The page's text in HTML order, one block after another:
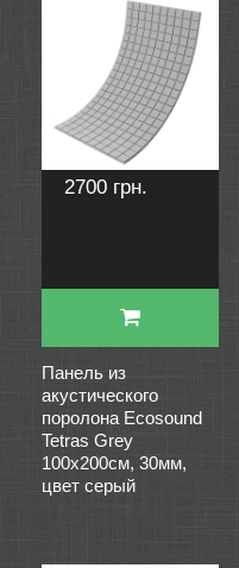
2700 грн.
Панель из
акустического
поролона Ecosound
Tetras Grey
100x200см, 30мм,
цвет серый